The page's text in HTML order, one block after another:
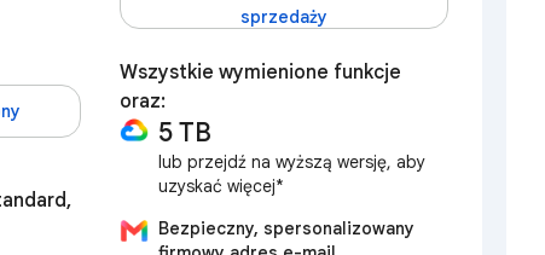
sprzedaży
Wszystkie wymienione funkcje
oraz:
5 TB
lub przejdź na wyższą wersję, aby
uzyskać więcej*
Bezpieczny, spersonalizowany